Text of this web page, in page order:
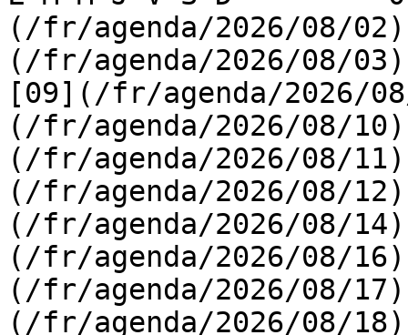
(/fr/agenda/2026/08/
(/fr/agenda/2026/08/
[09](/fr/agenda/2026/
(/fr/agenda/2026/08/
(/fr/agenda/2026/08/
(/fr/agenda/2026/08/
(/fr/agenda/2026/08/
(/fr/agenda/2026/08/
(/fr/agenda/2026/08/
(/fr/agenda/2026/08/